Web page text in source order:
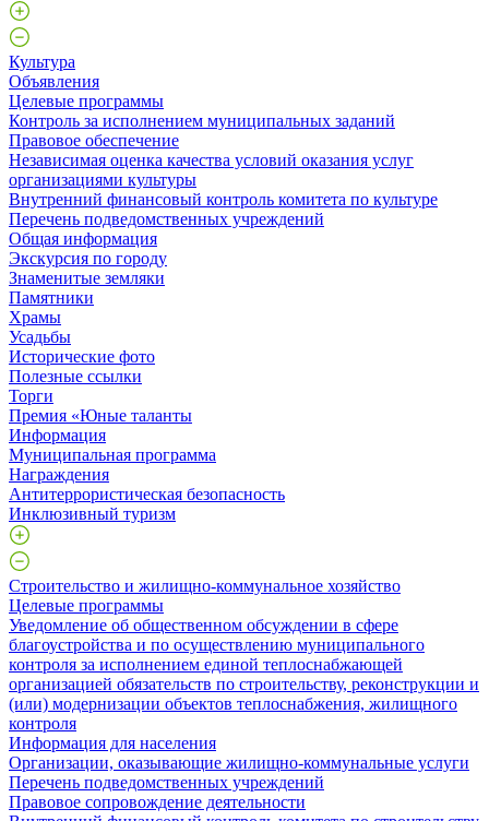
Культура
Объявления
Целевые программы
Контроль за исполнением муниципальных заданий
Правовое обеспечение
Независимая оценка качества условий оказания услуг
организациями культуры
Внутренний финансовый контроль комитета по культуре
Перечень подведомственных учреждений
Общая информация
Экскурсия по городу
Знаменитые земляки
Памятники
Храмы
Усадьбы
Исторические фото
Полезные ссылки
Торги
Премия «Юные таланты
Информация
Муниципальная программа
Награждения
Антитеррористическая безопасность
Инклюзивный туризм
Строительство и жилищно-коммунальное хозяйство
Целевые программы
Уведомление об общественном обсуждении в сфере
благоустройства и по осуществлению муниципального
контроля за исполнением единой теплоснабжающей
организацией обязательств по строительству, реконструкции и
(или) модернизации объектов теплоснабжения, жилищного
контроля
Информация для населения
Организации, оказывающие жилищно-коммунальные услуги
Перечень подведомственных учреждений
Правовое сопровождение деятельности